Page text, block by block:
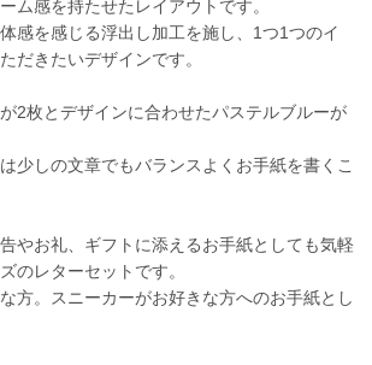
ム感を持たせたレイアウトです。
感を感じる浮出し加工を施し、1つ1つのイ
だきたいデザインです。
2枚とデザインに合わせたパステルブルーが
少しの文章でもバランスよくお手紙を書くこ
やお礼、ギフトに添えるお手紙としても気軽
のレターセットです。
方。スニーカーがお好きな方へのお手紙とし